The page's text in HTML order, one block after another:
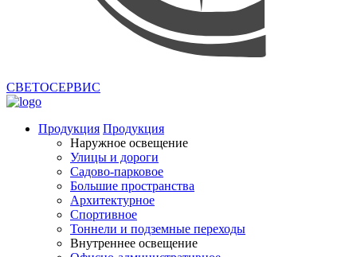
СВЕТОСЕРВИС
Продукция Продукция
Наружное освещение
Улицы и дороги
Садово-парковое
Большие пространства
Архитектурное
Спортивное
Тоннели и подземные переходы
Внутреннее освещение